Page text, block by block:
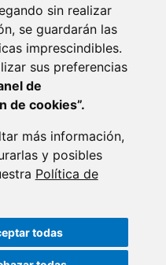
sin realizar
se guardarán las
imprescindibles.
sus preferencias
de
de cookies”.
más información,
y posibles
Política de
todas
ENLACE EXTERNO AL